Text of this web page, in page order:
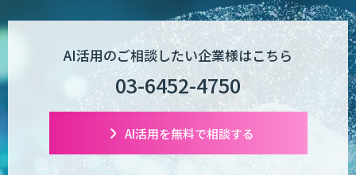
AI活用のご相談したい企業様はこちら
03-6452-4750
AI活用を無料で相談する